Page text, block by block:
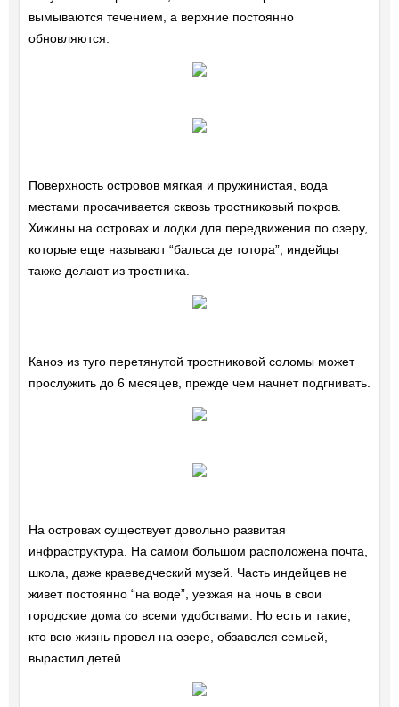
вымываются течением, а верхние постоянно
обновляются.
Поверхность островов мягкая и пружинистая, вода
местами просачивается сквозь тростниковый покров.
Хижины на островах и лодки для передвижения по озеру,
которые еще называют “бальса де тотора”, индейцы
также делают из тростника.
Каноэ из туго перетянутой тростниковой соломы может
прослужить до 6 месяцев, прежде чем начнет подгнивать.
На островах существует довольно развитая
инфраструктура. На самом большом расположена почта,
школа, даже краеведческий музей. Часть индейцев не
живет постоянно “на воде”, уезжая на ночь в свои
городские дома со всеми удобствами. Но есть и такие,
кто всю жизнь провел на озере, обзавелся семьей,
вырастил детей…